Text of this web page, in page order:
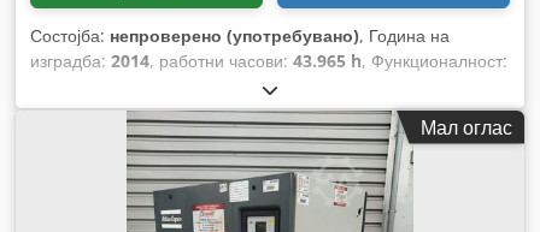
Состојба: непроверено (употребувано), Година на
изградба: 2014, работни часови: 43.965 h, Функционалност:
Мал оглас